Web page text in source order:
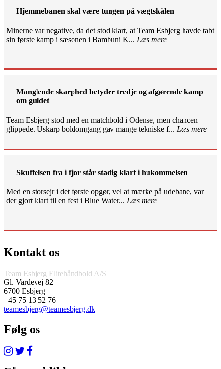
Hjemmebanen skal være tungen på vægtskålen
Minerne var negative, da det stod klart, at Team Esbjerg havde tabt
sin første kamp i sæsonen i Bambuni K... Læs mere
Manglende skarphed betyder tredje og afgørende kamp
om guldet
Team Esbjerg stod med en matchbold i Odense, men chancen
glippede. Uskarp boldomgang gav mange tekniske f... Læs mere
Skuffelsen fra i fjor står stadig klart i hukommelsen
Med en storsejr i det første opgør, vel at mærke på udebane, var
der gjort klart til en fest i Blue Water... Læs mere
Kontakt os
Team Esbjerg Elitehåndbold A/S
Gl. Vardevej 82
6700 Esbjerg
+45 75 13 52 76
teamesbjerg@teamesbjerg.dk
Følg os